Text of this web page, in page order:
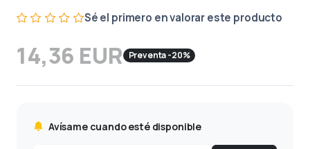
Sé el primero en valorar este producto
14,36 EUR Preventa -20%
Avísame cuando esté disponible